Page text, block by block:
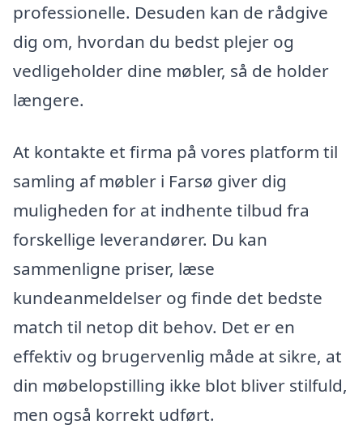
professionelle. Desuden kan de rådgive
dig om, hvordan du bedst plejer og
vedligeholder dine møbler, så de holder
længere.
At kontakte et firma på vores platform til
samling af møbler i Farsø giver dig
muligheden for at indhente tilbud fra
forskellige leverandører. Du kan
sammenligne priser, læse
kundeanmeldelser og finde det bedste
match til netop dit behov. Det er en
effektiv og brugervenlig måde at sikre, at
din møbelopstilling ikke blot bliver stilfuld,
men også korrekt udført.